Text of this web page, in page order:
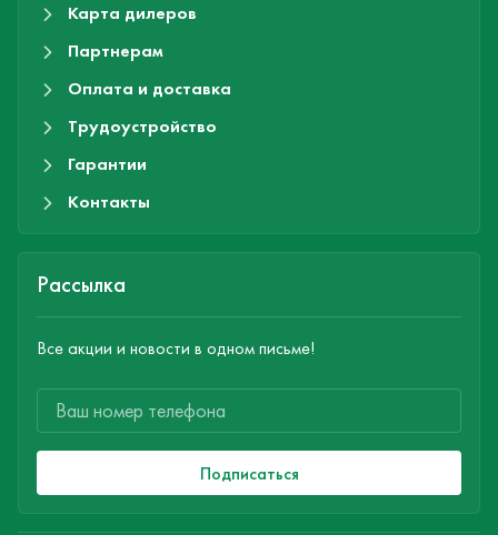
Карта дилеров
Партнерам
Оплата и доставка
Трудоустройство
Гарантии
Контакты
Рассылка
Все акции и новости в одном письме!
Подписаться